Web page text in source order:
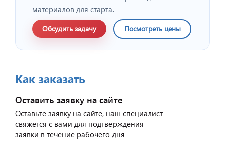
материалов для старта.
Обсудить задачу Посмотреть цены
Как заказать
Оставить заявку на сайте
Оставьте заявку на сайте, наш специалист
свяжется с вами для подтверждения
заявки в течение рабочего дня